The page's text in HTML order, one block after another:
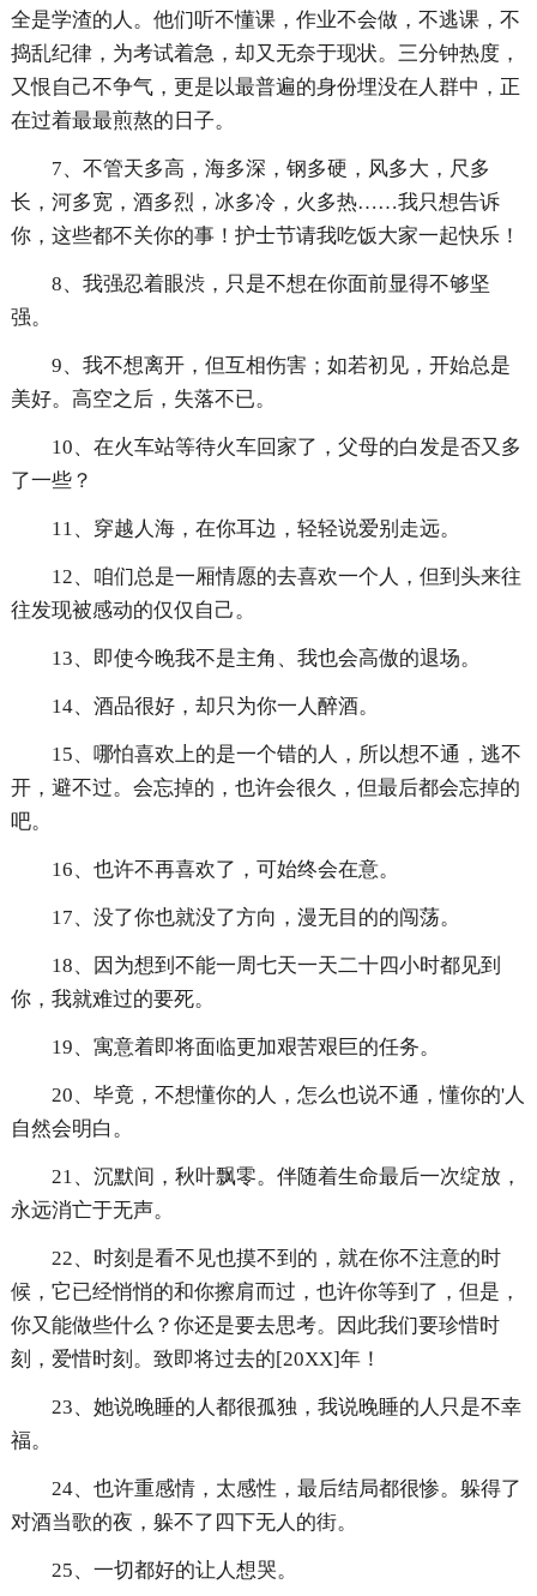
全是学渣的人。他们听不懂课，作业不会做，不逃课，不
捣乱纪律，为考试着急，却又无奈于现状。三分钟热度，
又恨自己不争气，更是以最普遍的身份埋没在人群中，正
在过着最最煎熬的日子。
7、不管天多高，海多深，钢多硬，风多大，尺多
长，河多宽，酒多烈，冰多冷，火多热……我只想告诉
你，这些都不关你的事！护士节请我吃饭大家一起快乐！
8、我强忍着眼渋，只是不想在你面前显得不够坚
强。
9、我不想离开，但互相伤害；如若初见，开始总是
美好。高空之后，失落不已。
10、在火车站等待火车回家了，父母的白发是否又多
了一些？
11、穿越人海，在你耳边，轻轻说爱别走远。
12、咱们总是一厢情愿的去喜欢一个人，但到头来往
往发现被感动的仅仅自己。
13、即使今晚我不是主角、我也会高傲的退场。
14、酒品很好，却只为你一人醉酒。
15、哪怕喜欢上的是一个错的人，所以想不通，逃不
开，避不过。会忘掉的，也许会很久，但最后都会忘掉的
吧。
16、也许不再喜欢了，可始终会在意。
17、没了你也就没了方向，漫无目的的闯荡。
18、因为想到不能一周七天一天二十四小时都见到
你，我就难过的要死。
19、寓意着即将面临更加艰苦艰巨的任务。
20、毕竟，不想懂你的人，怎么也说不通，懂你的'人
自然会明白。
21、沉默间，秋叶飘零。伴随着生命最后一次绽放，
永远消亡于无声。
22、时刻是看不见也摸不到的，就在你不注意的时
候，它已经悄悄的和你擦肩而过，也许你等到了，但是，
你又能做些什么？你还是要去思考。因此我们要珍惜时
刻，爱惜时刻。致即将过去的[20XX]年！
23、她说晚睡的人都很孤独，我说晚睡的人只是不幸
福。
24、也许重感情，太感性，最后结局都很惨。躲得了
对酒当歌的夜，躲不了四下无人的街。
25、一切都好的让人想哭。